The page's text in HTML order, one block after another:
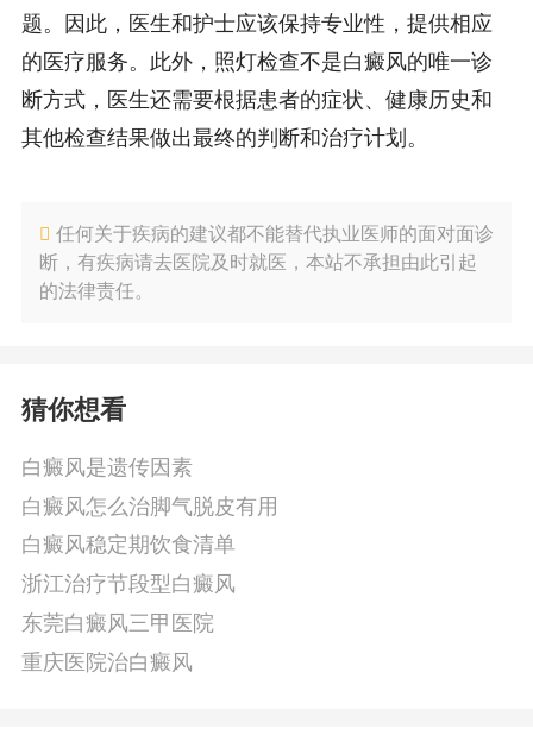
题。因此，医生和护士应该保持专业性，提供相应
的医疗服务。此外，照灯检查不是白癜风的唯一诊
断方式，医生还需要根据患者的症状、健康历史和
其他检查结果做出最终的判断和治疗计划。
任何关于疾病的建议都不能替代执业医师的面对面诊
断，有疾病请去医院及时就医，本站不承担由此引起
的法律责任。
猜你想看
白癜风是遗传因素
白癜风怎么治脚气脱皮有用
白癜风稳定期饮食清单
浙江治疗节段型白癜风
东莞白癜风三甲医院
重庆医院治白癜风